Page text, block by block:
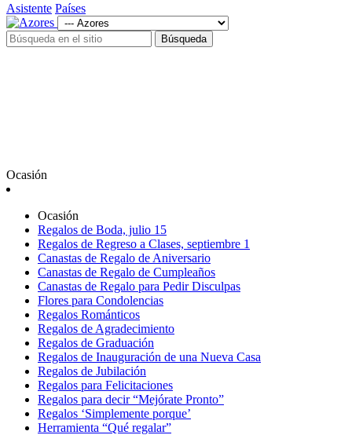
Asistente Países
Búsqueda
Ocasión
Ocasión
Regalos de Boda, julio 15
Regalos de Regreso a Clases, septiembre 1
Canastas de Regalo de Aniversario
Canastas de Regalo de Cumpleaños
Canastas de Regalo para Pedir Disculpas
Flores para Condolencias
Regalos Románticos
Regalos de Agradecimiento
Regalos de Graduación
Regalos de Inauguración de una Nueva Casa
Regalos de Jubilación
Regalos para Felicitaciones
Regalos para decir “Mejórate Pronto”
Regalos ‘Simplemente porque’
Herramienta “Qué regalar”